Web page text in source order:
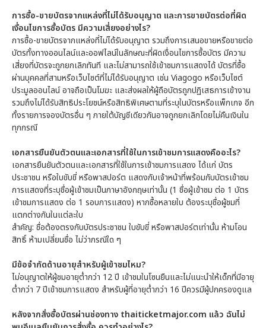
การซื้อ-ขายบัตรจากแหล่งที่ไม่ได้รับอนุญาต และการขายบัตรต่อที่ผิด
เงื่อนไขการซื้อบัตร มีความเสี่ยงอย่างไร?
การซื้อ-ขายบัตรจากแหล่งที่ไม่ได้รับอนุญาต รวมถึงการเสนอขายหรือขายต่อ
บัตรทั้งทางออนไลน์และออฟไลน์ในลักษณะที่ผิดเงื่อนไขการซื้อบัตร มีความ
เสี่ยงที่บัตรจะถูกยกเลิกทันที และไม่สามารถใช้เข้าชมการแสดงได้ บัตรที่ซื้อ
ผ่านบุคคลที่สามหรือเว็บไซต์ที่ไม่ได้รับอนุญาต เช่น Viagogo หรือเว็บไซต์
ประมูลออนไลน์ อาจถือเป็นโมฆะ และส่งผลให้ผู้ถือบัตรถูกปฏิเสธการเข้างาน
รวมถึงไม่ได้รับสิทธิประโยชน์หรือสิทธิพิเศษตามที่ระบุในบัตรหรือแพ็กเกจ อีก
ทั้งรายการจองบัตรอื่น ๆ ภายใต้บัญชีเดียวกันอาจถูกยกเลิกโดยไม่คืนเงินใน
ทุกกรณี
เอกสารยืนยันตัวตนและเอกสารที่ใช้ในการเข้าชมการแสดงคืออะไร?
เอกสารยืนยันตัวตนและเอกสารที่ใช้ในการเข้าชมการแสดง ได้แก่ บัตร
ประชาชน หรือใบขับขี่ หรือพาสปอร์ต แสดงกับเจ้าหน้าที่พร้อมกับบัตรเข้าชม
การแสดงที่ระบุชื่อผู้เข้าชมเป็นภาษาอังกฤษเท่านั้น (1 ชื่อผู้เข้าชม ต่อ 1 บัตร
เข้าชมการแสดง ต่อ 1 รอบการแสดง) หากซื้อหลายใบ ต้องระบุชื่อผู้ชมที่
แตกต่างกันในแต่ละใบ
สำคัญ: ชื่อต้องตรงกับบัตรประชาชน ใบขับขี่ หรือพาสปอร์ตเท่านั้น ห้ามโอน
สิทธิ์ ห้ามเปลี่ยนชื่อ ไม่ว่ากรณีใด ๆ
มีข้อจำกัดด้านอายุสำหรับผู้เข้าชมไหม?
ไม่อนุญาตให้ผู้ชมอายุต่ำกว่า 12 ปี เข้าชมในโซนยืนและไม่แนะนำให้เด็กที่มีอายุ
ต่ำกว่า 7 ปีเข้าชมการแสดง สำหรับผู้ที่อายุต่ำกว่า 16 ปีควรมีผู้ปกครองดูแล
หลังจากสั่งซื้อบัตรผ่านช่องทาง thaiticketmajor.com แล้ว ฉันไม่